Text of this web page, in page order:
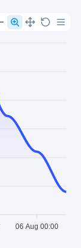
06 Aug 00:00